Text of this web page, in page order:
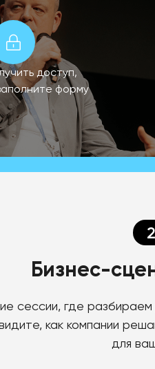
доступ,
форму
Бизнес-
сессии, где
как компании
для